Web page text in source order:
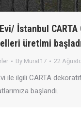
İstanbul CARTA
üretimi
By Murat17 22
ile ilgili CARTA
başlandı.